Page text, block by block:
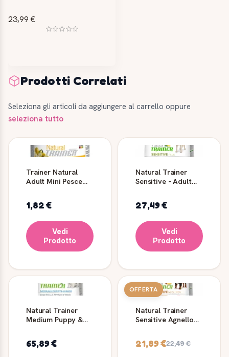
23,99 €
Prodotti Correlati
Seleziona gli articoli da aggiungere al carrello oppure
seleziona tutto
Trainer Natural
Adult Mini Pesce
1,82 €
Vedi
Prodotto
Natural Trainer
Sensitive - Adult
27,49 €
Vedi
Prodotto
Natural Trainer
Medium Puppy &
65,89 €
OFFERTA
Natural Trainer
Sensitive Agnello
21,89 €22,49 €